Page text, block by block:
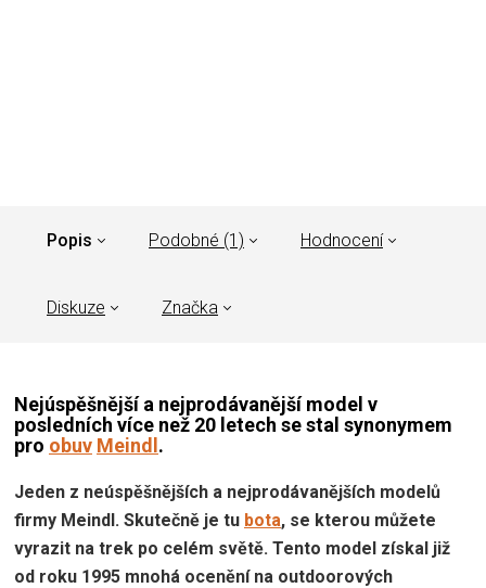
Popis Podobné (1) Hodnocení
Diskuze Značka
Nejúspěšnější a nejprodávanější model v
posledních více než 20 letech se stal synonymem
pro obuv Meindl.
Jeden z neúspěšnějších a nejprodávanějších modelů
firmy Meindl. Skutečně je tu bota, se kterou můžete
vyrazit na trek po celém světě. Tento model získal již
od roku 1995 mnohá ocenění na outdoorových